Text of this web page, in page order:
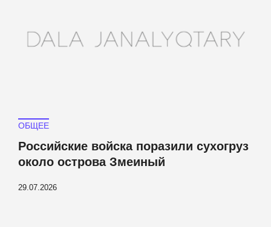
ОБЩЕЕ
Российские войска поразили сухогруз
около острова Змеиный
29.07.2026